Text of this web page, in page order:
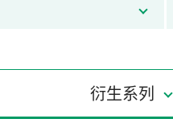
衍生系列